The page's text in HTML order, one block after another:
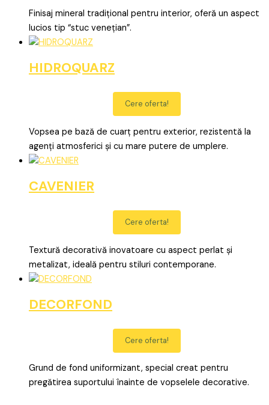
Finisaj mineral tradițional pentru interior, oferă un aspect
lucios tip “stuc venețian”.
HIDROQUARZ
Cere oferta!
Vopsea pe bază de cuarț pentru exterior, rezistentă la
agenți atmosferici și cu mare putere de umplere.
CAVENIER
Cere oferta!
Textură decorativă inovatoare cu aspect perlat și
metalizat, ideală pentru stiluri contemporane.
DECORFOND
Cere oferta!
Grund de fond uniformizant, special creat pentru
pregătirea suportului înainte de vopselele decorative.